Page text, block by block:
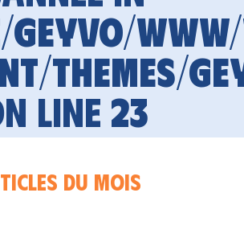
geyvo/
themes/
line 23
du mois